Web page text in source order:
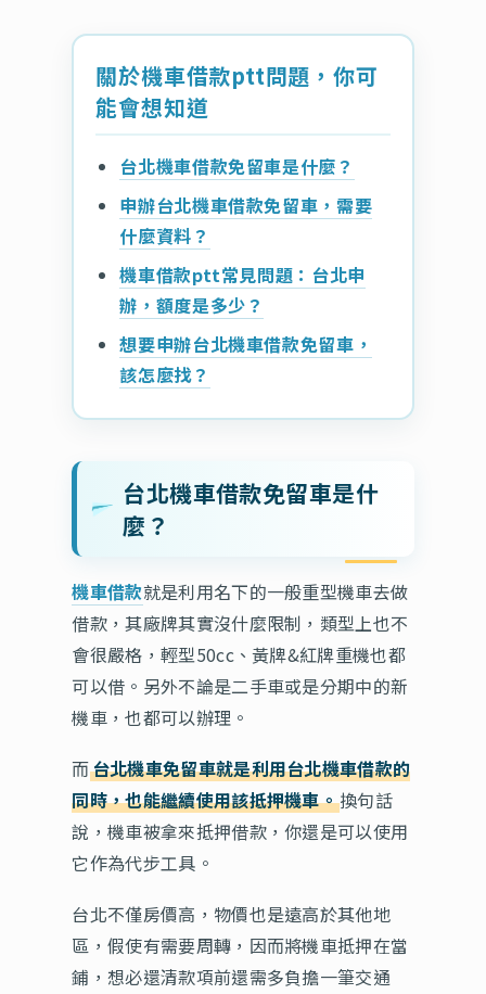
關於機車借款ptt問題，你可
能會想知道
台北機車借款免留車是什麼？
申辦台北機車借款免留車，需要
什麼資料？
機車借款ptt常見問題：台北申
辦，額度是多少？
想要申辦台北機車借款免留車，
該怎麼找？
台北機車借款免留車是什
麼？
機車借款就是利用名下的一般重型機車去做
借款，其廠牌其實沒什麼限制，類型上也不
會很嚴格，輕型50cc、黃牌&紅牌重機也都
可以借。另外不論是二手車或是分期中的新
機車，也都可以辦理。
而台北機車免留車就是利用台北機車借款的
同時，也能繼續使用該抵押機車。換句話
說，機車被拿來抵押借款，你還是可以使用
它作為代步工具。
台北不僅房價高，物價也是遠高於其他地
區，假使有需要周轉，因而將機車抵押在當
鋪，想必還清款項前還需多負擔一筆交通